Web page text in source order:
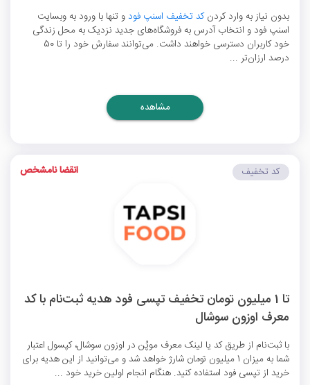
بدون نیاز به وارد کردنکد تخفیف اسنپ فود و تنها با ورود به وبسایت
اسنپ فود و انتخاب آدرس به فروشگاه‌های جدید نزدیک به محل زندگی
خود کاربران دسترسی خواهند داشت. می‌توانند سفارش خود را تا 50
درصد ارزان‌تر ...
مشاهده
تا 1 میلیون تومان تخفیف تپسی فود هدیه ثبت‌نام با کد
معرف اوزون سوشال
با ثبت‌نام از طریق کد یا لینک معرف موپُن در اوزون سوشال، کپسول اعتبار
شما به میزان 1 میلیون تومان شارژ خواهد شد و می‌توانید از این هدیه برای
خرید از تپسی فود استفاده کنید. هنگام انجام اولین خرید خود ...
کد تخفیف انقضا نامشخص